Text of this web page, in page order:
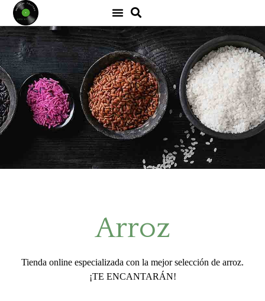
Arroz
Tienda online especializada con la mejor selección de arroz.
¡TE ENCANTARÁN!